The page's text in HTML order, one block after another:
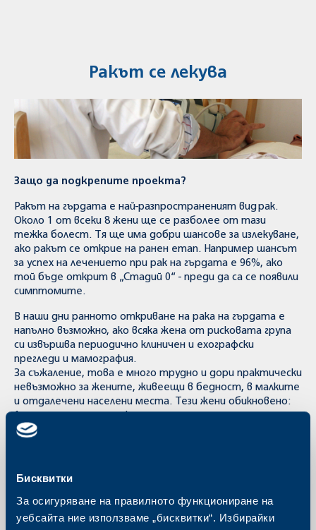
Бисквитки
За осигуряване на правилното функциониране на
уебсайта ние използваме „бисквитки“. Избирайки
Ракът се лекува
Защо да подкрепите проекта?
Ракът на гърдата е най-разпространеният вид рак.
Около 1 от всеки 8 жени ще се разболее от тази
тежка болест. Тя ще има добри шансове за излекуване,
ако ракът се открие на ранен етап. Например шансът
за успех на лечението при рак на гърдата е 96%, ако
той бъде открит в „Стадий 0“ - преди да са се появили
симптомите.
В наши дни ранното откриване на рака на гърдата е
напълно възможно, ако всяка жена от рисковата група
си извършва периодично клиничен и ехографски
прегледи и мамография.
За съжаление, това е много трудно и дори практически
невъзможно за жените, живеещи в бедност, в малките
и отдалечени населени места. Тези жени обикновено:
откриване
изследвания
да посрещнат разходите, свързани с прегледите и
изследванията.